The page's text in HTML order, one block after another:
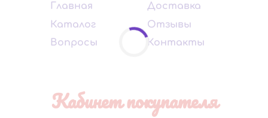
Главная
Каталог
Вопросы
Доставка
Отзывы
Контакты
Кабинет покупателя